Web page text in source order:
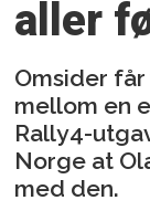
aller
Omsider
mellom en
Rally4-
Norge at
med den.